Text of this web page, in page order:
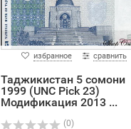
избранное сравнить
Таджикистан 5 сомони
1999 (UNC Pick 23)
Модификация 2013 ...
(0)